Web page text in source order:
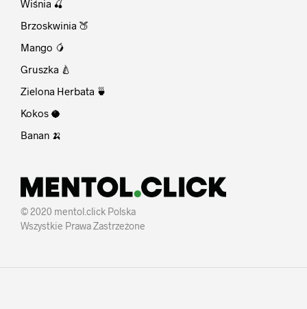
Wiśnia 🍒
Brzoskwinia 🍑
Mango 🥭
Gruszka 🍐
Zielona Herbata 🍵
Kokos 🥥
Banan 🍌
© 2020 mentol.click Polska
Wszystkie Prawa Zastrzeżone